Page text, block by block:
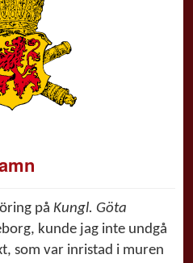
på Kungl. Göta
kunde jag inte undgå
som var inristad i muren